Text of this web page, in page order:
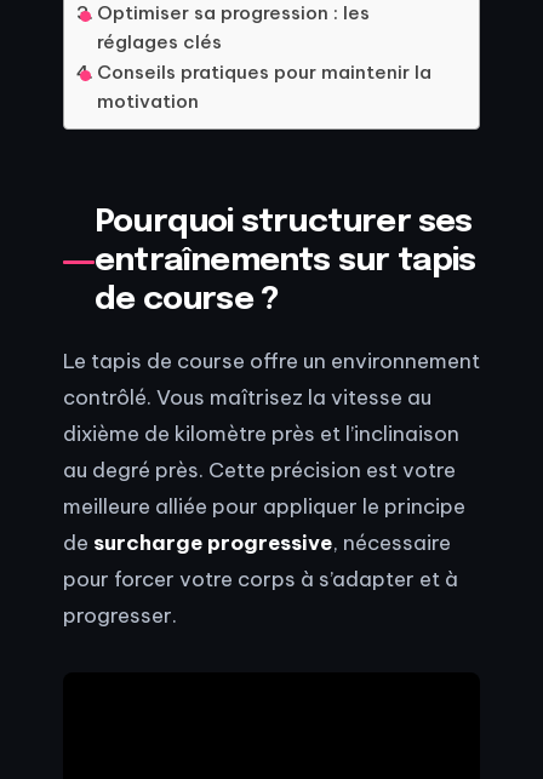
Optimiser sa progression : les
réglages clés
Conseils pratiques pour maintenir la
motivation
Pourquoi structurer ses
entraînements sur tapis
de course ?
Le tapis de course offre un environnement
contrôlé. Vous maîtrisez la vitesse au
dixième de kilomètre près et l’inclinaison
au degré près. Cette précision est votre
meilleure alliée pour appliquer le principe
de surcharge progressive, nécessaire
pour forcer votre corps à s’adapter et à
progresser.